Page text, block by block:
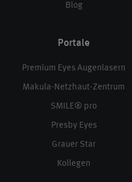
Blog
Portale
Premium Eyes Augenlasern
Makula-Netzhaut-Zentrum
SMILE® pro
Presby Eyes
Grauer Star
Kollegen